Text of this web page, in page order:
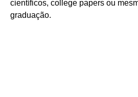
científicos, college papers ou
graduação.